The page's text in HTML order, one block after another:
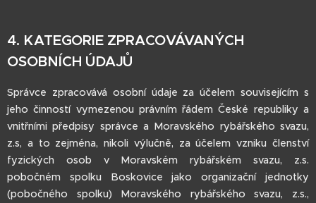
4. KATEGORIE ZPRACOVÁVANÝCH
OSOBNÍCH ÚDAJŮ
Správce zpracovává osobní údaje za účelem souvisejícím s
jeho činností vymezenou právním řádem České republiky a
vnitřními předpisy správce a Moravského rybářského svazu,
z.s, a to zejména, nikoli výlučně, za účelem vzniku členství
fyzických osob v Moravském rybářském svazu, z.s.
pobočném spolku Boskovice jako organizační jednotky
(pobočného spolku) Moravského rybářského svazu, z.s.,